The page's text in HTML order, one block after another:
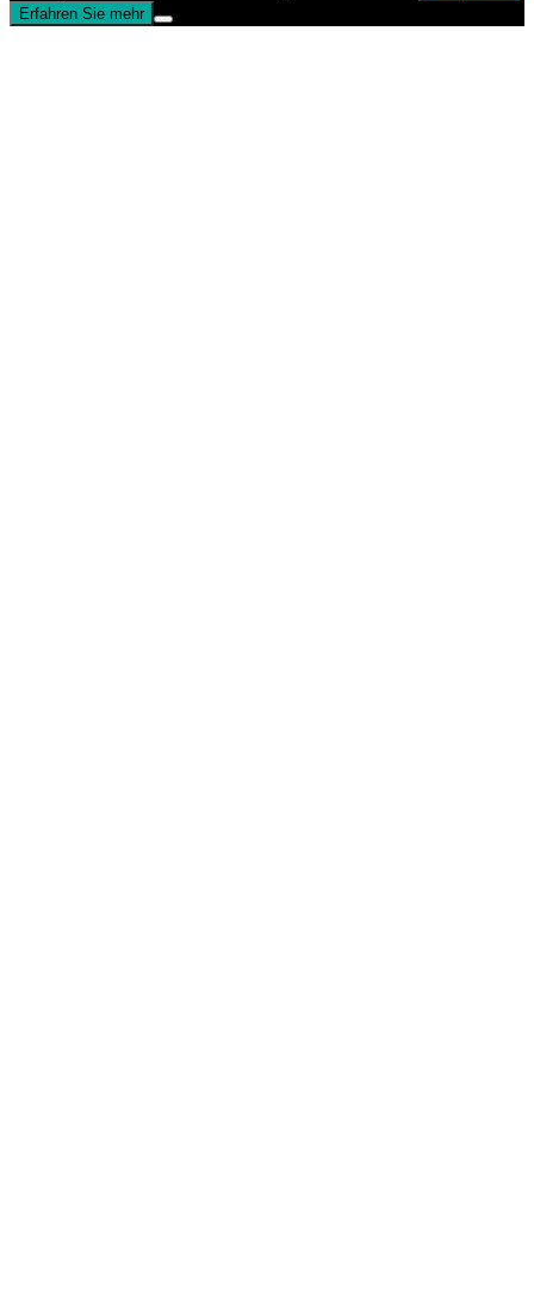
Erfahren Sie mehr